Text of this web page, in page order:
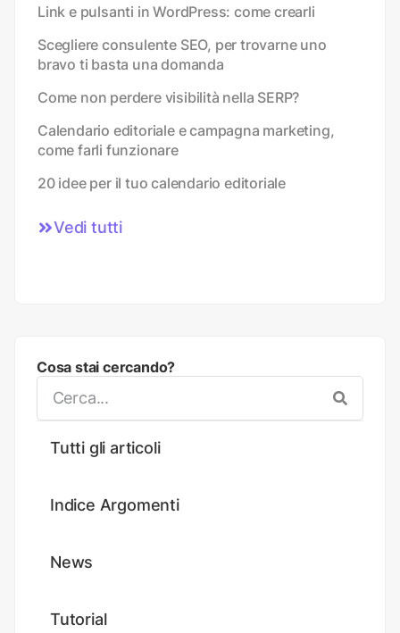
Link e pulsanti in WordPress: come crearli
Scegliere consulente SEO, per trovarne uno
bravo ti basta una domanda
Come non perdere visibilità nella SERP?
Calendario editoriale e campagna marketing,
come farli funzionare
20 idee per il tuo calendario editoriale
Vedi tutti
Cosa stai cercando?
Tutti gli articoli
Indice Argomenti
News
Tutorial